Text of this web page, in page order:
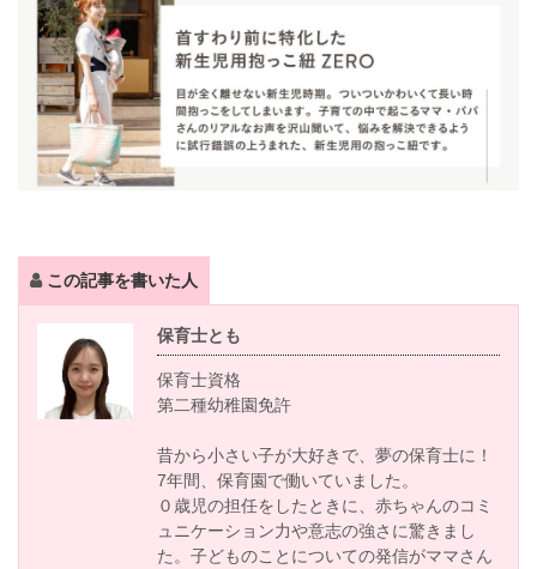
この記事を書いた人
保育士とも
保育士資格
第二種幼稚園免許
昔から小さい子が大好きで、夢の保育士に！
7年間、保育園で働いていました。
０歳児の担任をしたときに、赤ちゃんのコミ
ュニケーション力や意志の強さに驚きまし
た。子どものことについての発信がママさん